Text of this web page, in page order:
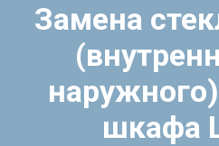
Замена
шкафа